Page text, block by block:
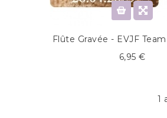
Flûte Gravée - EVJF
6,95 €
1